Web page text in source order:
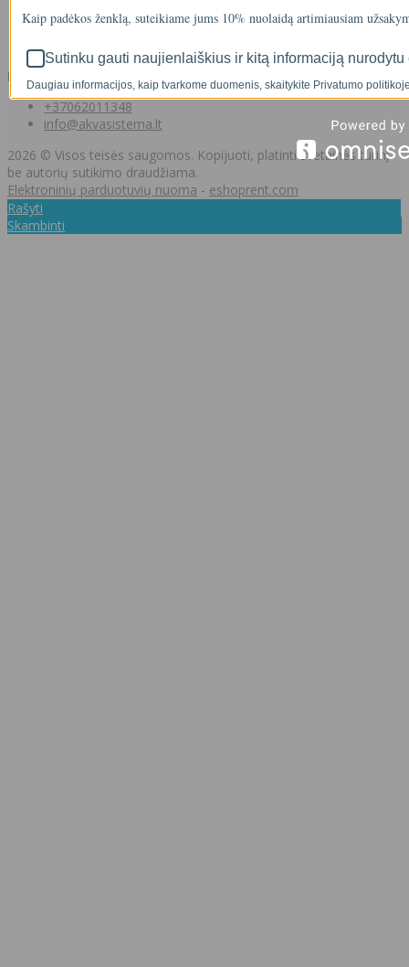
Klientams
Užsakymų istorija
Kontaktai
+37062011348
info@akvasistema.lt
2026 © Visos teisės saugomos. Kopijuoti, platinti svetainės turinį
be autorių sutikimo draudžiama.
Elektroninių parduotuvių nuoma - eshoprent.com
Rašyti
Skambinti
Kaip padėkos ženklą, suteikiame jums 10% nuolaidą artimiausiam
Sutinku gauti naujienlaiškius ir kitą informaciją
Daugiau informacijos, kaip tvarkome duomenis, skaitykite Privatumo